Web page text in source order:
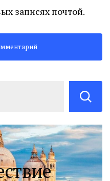
записях почтой.